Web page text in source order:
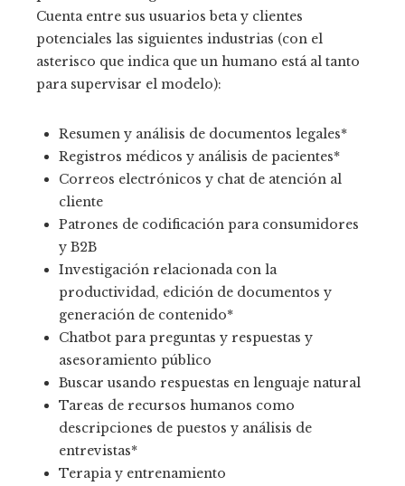
Cuenta entre sus usuarios beta y clientes
potenciales las siguientes industrias (con el
asterisco que indica que un humano está al tanto
para supervisar el modelo):
Resumen y análisis de documentos legales*
Registros médicos y análisis de pacientes*
Correos electrónicos y chat de atención al
cliente
Patrones de codificación para consumidores
y B2B
Investigación relacionada con la
productividad, edición de documentos y
generación de contenido*
Chatbot para preguntas y respuestas y
asesoramiento público
Buscar usando respuestas en lenguaje natural
Tareas de recursos humanos como
descripciones de puestos y análisis de
entrevistas*
Terapia y entrenamiento